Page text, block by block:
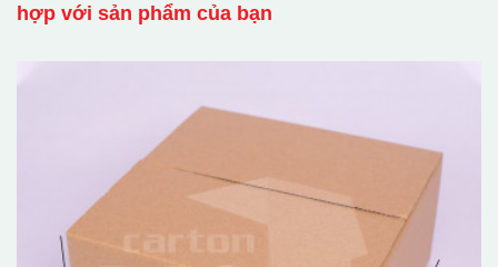
hợp với sản phẩm của bạn